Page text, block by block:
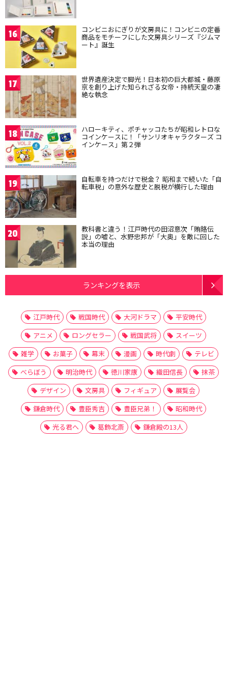
16 コンビニおにぎりが文房具に！コンビニの定番
商品をモチーフにした文房具シリーズ『ジムマ
ート』誕生
17 世界遺産決定で脚光！日本初の巨大都城・藤原
京を創り上げた知られざる女帝・持統天皇の凄
絶な執念
18 ハローキティ、ポチャッコたちが昭和レトロな
コインケースに！「サンリオキャラクターズ コ
インケース」第２弾
19 自転車を持つだけで税金？ 昭和まで続いた「自
転車税」の意外な歴史と脱税が横行した理由
20 教科書と違う！江戸時代の田沼意次「賄賂伝
説」の嘘と、水野忠邦が「大奥」を敵に回した
本当の理由
ランキングを表示
江戸時代 戦国時代 大河ドラマ
平安時代
アニメ
ロングセラー 戦国武将
スイーツ
雑学
お菓子 幕末 漫画 時代劇
テレビ
べらぼう
明治時代 徳川家康 織田信長
抹茶
デザイン
文房具 フィギュア
展覧会
鎌倉時代
豊臣秀吉 豊臣兄弟！
昭和時代
光る君へ
葛飾北斎 鎌倉殿の13人